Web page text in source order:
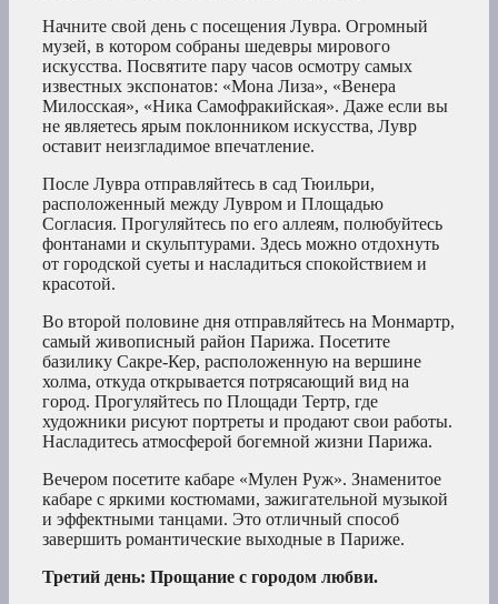
Начните свой день с посещения Лувра. Огромный
музей, в котором собраны шедевры мирового
искусства. Посвятите пару часов осмотру самых
известных экспонатов: «Мона Лиза», «Венера
Милосская», «Ника Самофракийская». Даже если вы
не являетесь ярым поклонником искусства, Лувр
оставит неизгладимое впечатление.
После Лувра отправляйтесь в сад Тюильри,
расположенный между Лувром и Площадью
Согласия. Прогуляйтесь по его аллеям, полюбуйтесь
фонтанами и скульптурами. Здесь можно отдохнуть
от городской суеты и насладиться спокойствием и
красотой.
Во второй половине дня отправляйтесь на Монмартр,
самый живописный район Парижа. Посетите
базилику Сакре-Кер, расположенную на вершине
холма, откуда открывается потрясающий вид на
город. Прогуляйтесь по Площади Тертр, где
художники рисуют портреты и продают свои работы.
Насладитесь атмосферой богемной жизни Парижа.
Вечером посетите кабаре «Мулен Руж». Знаменитое
кабаре с яркими костюмами, зажигательной музыкой
и эффектными танцами. Это отличный способ
завершить романтические выходные в Париже.
Третий день: Прощание с городом любви.